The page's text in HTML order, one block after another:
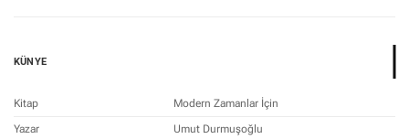
KÜNYE
Kitap
Modern Zamanlar İçin
Yazar
Umut Durmuşoğlu